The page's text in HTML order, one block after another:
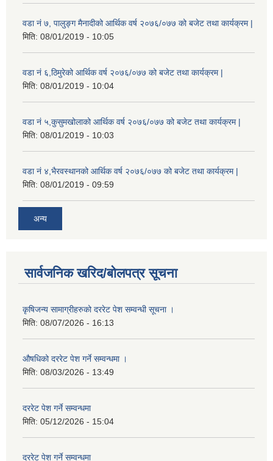
वडा नं ७, पालुङ्ग मैनादीको आर्थिक वर्ष २०७६/०७७ को बजेट तथा कार्यक्रम |
मिति: 08/01/2019 - 10:05
वडा नं ६,ठिमुरेको आर्थिक वर्ष २०७६/०७७ को बजेट तथा कार्यक्रम |
मिति: 08/01/2019 - 10:04
वडा नं ५,कुसुमखोलाको आर्थिक वर्ष २०७६/०७७ को बजेट तथा कार्यक्रम |
मिति: 08/01/2019 - 10:03
वडा नं ४,भैरवस्थानको आर्थिक वर्ष २०७६/०७७ को बजेट तथा कार्यक्रम |
मिति: 08/01/2019 - 09:59
अन्य
सार्वजनिक खरिद/बोलपत्र सूचना
कृषिजन्य सामाग्रीहरुको दररेट पेश सम्वन्धी सूचना ।
मिति: 08/07/2026 - 16:13
औषधिको दररेट पेश गर्ने सम्वन्धमा ।
मिति: 08/03/2026 - 13:49
दररेट पेश गर्ने सम्वन्धमा
मिति: 05/12/2026 - 15:04
दररेट पेश गर्ने सम्वन्धमा